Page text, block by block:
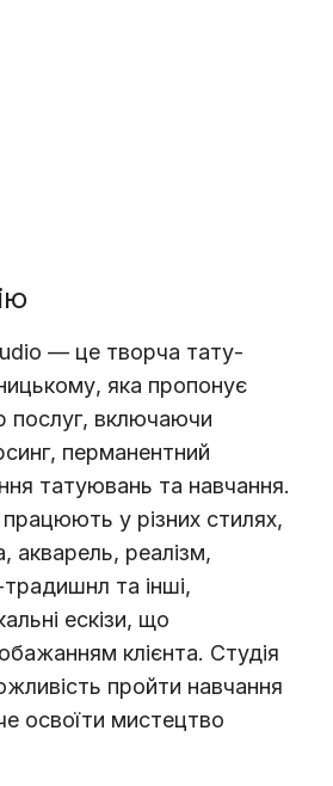
— це творча тату-
яка пропонує
послуг, включаючи
перманентний
татуювань та навчання.
у різних стилях,
акварель, реалізм,
традишнл та інші,
ескізи, що
клієнта. Студія
пройти навчання
освоїти мистецтво